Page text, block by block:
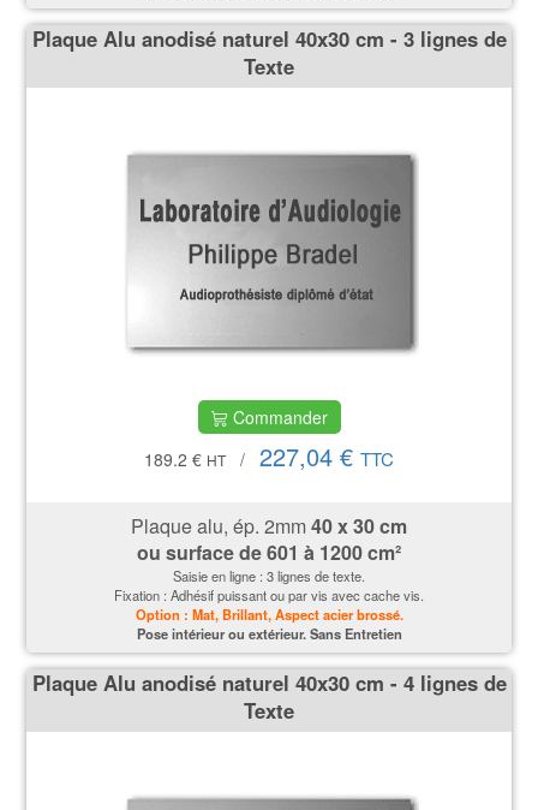
Plaque Alu anodisé naturel 40x30 cm - 3 lignes de
Texte
Commander
189.2 € HT / 227,04 € TTC
Plaque alu, ép. 2mm40 x 30 cm
ou surface de601 à 1200 cm²
Saisie en ligne : 3 lignes de texte.
Fixation : Adhésif puissant ou par vis avec cache vis.
Option : Mat, Brillant, Aspect acier brossé.
Pose intérieur ou extérieur. Sans Entretien
Plaque Alu anodisé naturel 40x30 cm - 4 lignes de
Texte